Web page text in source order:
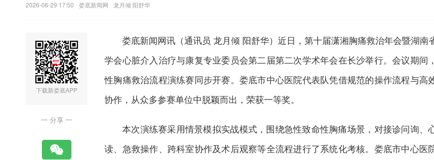
2026-06-29 17:50 娄底新闻网 龙月倾 阳舒华
下载新娄底APP
一 分享 一
娄底新闻网讯（通讯员 龙月倾 阳舒华） 近日，第十届潇湘胸痛救治年会暨湖南
学会心脏介入治疗与康复专业委员会第二届第二次学术年会在长沙举行。会议期间
性胸痛救治流程演练赛同步开赛。 娄底市中心医院代表队凭借规范的操作流程与高
协作，从众多参赛单位中脱颖而出，荣获一等奖。
本次演练赛采用情景模拟实战模式，围绕急性致命性胸痛场景，对接诊问询、
读、急救操作、跨科室协作及术后观察等全流程进行了系统化考核。娄底市中心医